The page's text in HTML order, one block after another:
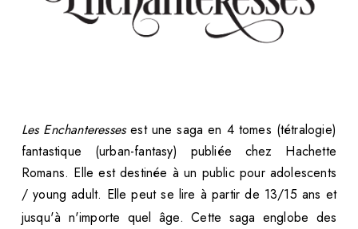
Les Enchanteressesest une saga en 4 tomes (tétralogie)
fantastique (urban-fantasy) publiée chez Hachette
Romans. Elle est destinée à un public pour adolescents
/ young adult. Elle peut se lire à partir de 13/15 ans et
jusqu'à n'importe quel âge.Cette saga englobe des